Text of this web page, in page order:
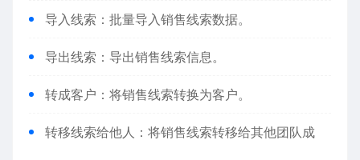
导入线索：批量导入销售线索数据。
导出线索：导出销售线索信息。
转成客户：将销售线索转换为客户。
转移线索给他人：将销售线索转移给其他团队成